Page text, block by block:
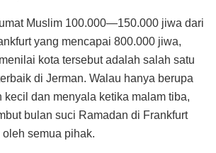
Muslim 100.000—150.000 jiwa dari
yang mencapai 800.000 jiwa,
kota tersebut adalah salah satu
di Jerman. Walau hanya berupa
kecil dan menyala ketika malam tiba,
bulan suci Ramadan di Frankfurt
semua pihak.